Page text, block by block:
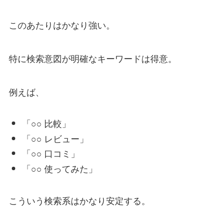
このあたりはかなり強い。
特に検索意図が明確なキーワードは得意。
例えば、
「○○ 比較」
「○○ レビュー」
「○○ 口コミ」
「○○ 使ってみた」
こういう検索系はかなり安定する。